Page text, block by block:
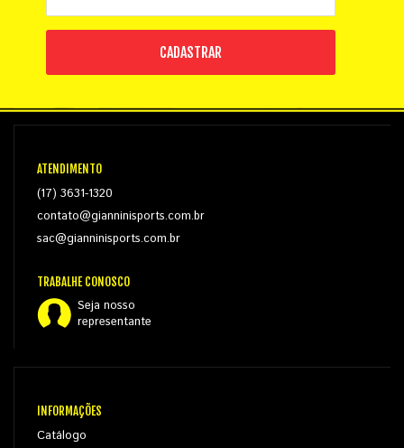
CADASTRAR
ATENDIMENTO
(17) 3631-1320
contato@gianninisports.com.br
sac@gianninisports.com.br
TRABALHE CONOSCO
Seja nosso
representante
INFORMAÇÕES
Catálogo